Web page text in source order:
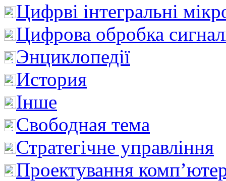
Цифрві інтегральні
Цифрова обробка
Энциклопедії
История
Інше
Свободная тема
Стратегічне управління
Проектування